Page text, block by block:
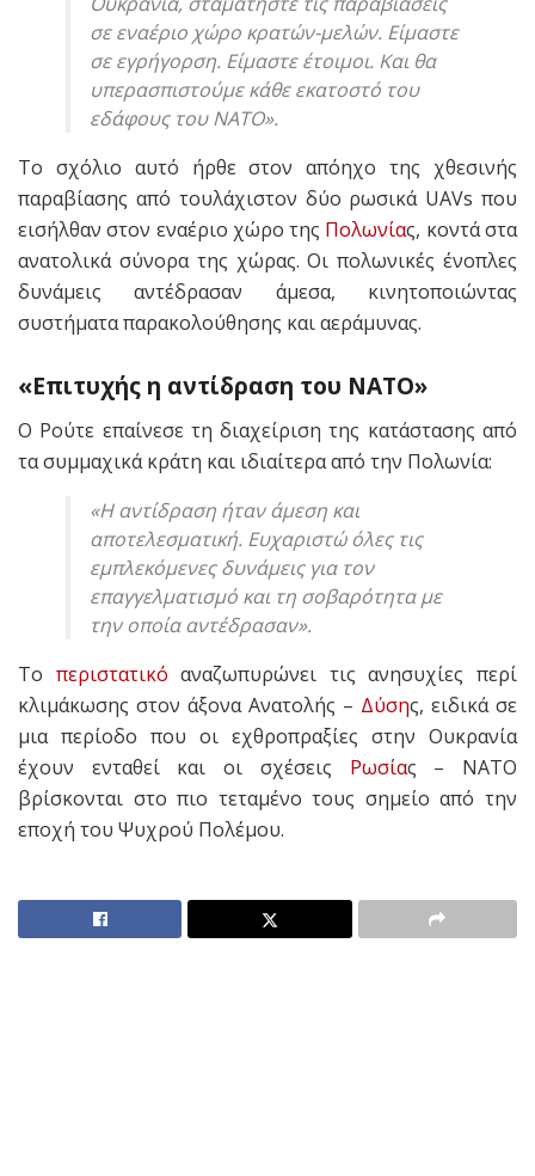
σε εναέριο χώρο κρατών-μελών. Είμαστε
σε εγρήγορση. Είμαστε έτοιμοι. Και θα
υπερασπιστούμε κάθε εκατοστό του
εδάφους του ΝΑΤΟ».
Το σχόλιο αυτό ήρθε στον απόηχο της χθεσινής
παραβίασης από τουλάχιστον δύο ρωσικά UAVs που
εισήλθαν στον εναέριο χώρο της Πολωνίας, κοντά στα
ανατολικά σύνορα της χώρας. Οι πολωνικές ένοπλες
δυνάμεις αντέδρασαν άμεσα, κινητοποιώντας
συστήματα παρακολούθησης και αεράμυνας.
«Επιτυχής η αντίδραση του ΝΑΤΟ»
Ο Ρούτε επαίνεσε τη διαχείριση της κατάστασης από
τα συμμαχικά κράτη και ιδιαίτερα από την Πολωνία:
«Η αντίδραση ήταν άμεση και
αποτελεσματική. Ευχαριστώ όλες τις
εμπλεκόμενες δυνάμεις για τον
επαγγελματισμό και τη σοβαρότητα με
την οποία αντέδρασαν».
Το περιστατικό αναζωπυρώνει τις ανησυχίες περί
κλιμάκωσης στον άξονα Ανατολής – Δύσης, ειδικά σε
μια περίοδο που οι εχθροπραξίες στην Ουκρανία
έχουν ενταθεί και οι σχέσεις Ρωσίας – ΝΑΤΟ
βρίσκονται στο πιο τεταμένο τους σημείο από την
εποχή του Ψυχρού Πολέμου.